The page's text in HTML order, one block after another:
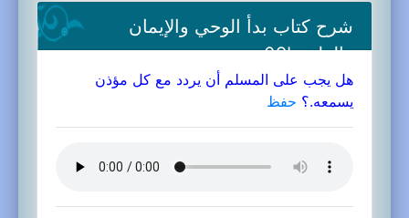
شرح كتاب بدأ الوحي والإيمان
والعلم-09b
هل يجب على المسلم أن يردد مع كل مؤذن
يسمعه.؟ حفظ